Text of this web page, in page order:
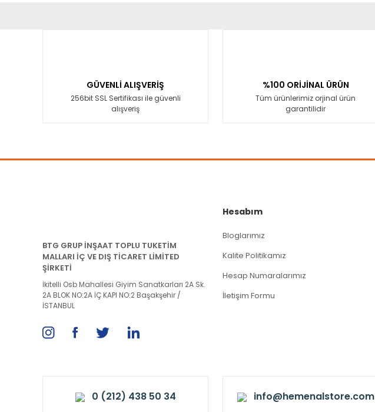
Ürün bilgilerinde hatalar bulunuyor.
Ürün fiyatı diğer sitelerden daha pahalı.
GÜVENLİ ALIŞVERİŞ
256bit SSL Sertifikası ile güvenli
alışveriş
%100 ORİJİNAL ÜRÜN
Tüm ürünlerimiz orjinal ürün
garantilidir
BTG GRUP İNŞAAT TOPLU TUKETİM
MALLARI İÇ VE DIŞ TİCARET LİMİTED
ŞİRKETİ
İkitelli Osb Mahallesi Giyim Sanatkarları 2A Sk.
2A BLOK NO:2A İÇ KAPI NO:2 Başakşehir /
İSTANBUL
Hesabım
Bloglarımız
Kalite Politikamız
Hesap Numaralarımız
İletişim Formu
0 (212) 438 50 34 info@hemenalstore.com